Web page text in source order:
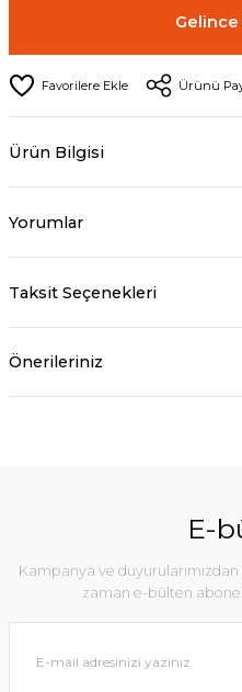
Gelince
Ürünü
Ürün Bilgisi
Yorumlar
Taksit Seçenekleri
Önerileriniz
E-
Kampanya ve
zaman e-bülten